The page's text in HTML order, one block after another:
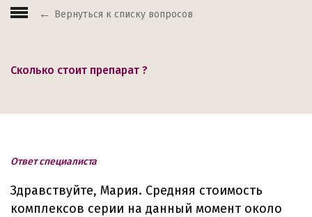
Вернуться к списку вопросов
Сколько стоит препарат ?
Ответ специалиста
Здравствуйте, Мария. Средняя стоимость
комплексов серии на данный момент около